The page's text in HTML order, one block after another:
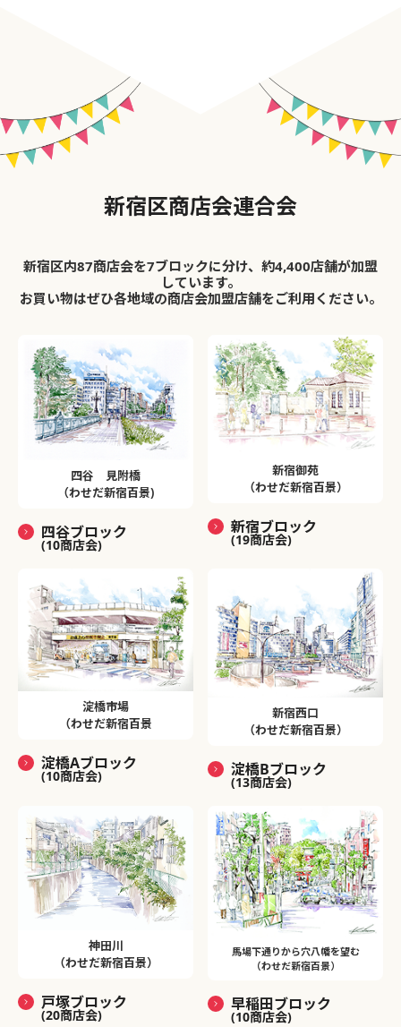
新宿区商店会連合会
新宿区内87商店会を7ブロックに分け、約4,400店舗が加盟
しています。
お買い物はぜひ各地域の商店会加盟店舗をご利用ください。
四谷 見附橋
（わせだ新宿百景)
四谷ブロック
(10商店会)
新宿御苑
（わせだ新宿百景）
新宿ブロック
(19商店会)
淀橋市場
（わせだ新宿百景
淀橋Aブロック
(10商店会)
新宿西口
（わせだ新宿百景）
淀橋Bブロック
(13商店会)
神田川
（わせだ新宿百景）
戸塚ブロック
(20商店会)
馬場下通りから穴八幡を望む
（わせだ新宿百景）
早稲田ブロック
(10商店会)